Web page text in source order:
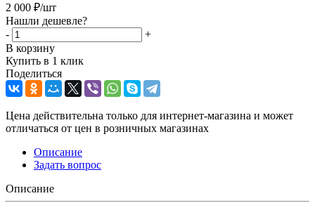
2 000 ₽/шт
Нашли дешевле?
-
+
В корзину
Купить в 1 клик
Поделиться
Цена действительна только для интернет-магазина и может
отличаться от цен в розничных магазинах
Описание
Задать вопрос
Описание